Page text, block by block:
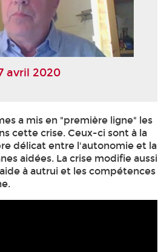
avril 2020
a mis en "première ligne" les
cette crise. Ceux-ci sont à la
délicat entre l'autonomie et la
aidées. La crise modifie aussi
à autrui et les compétences